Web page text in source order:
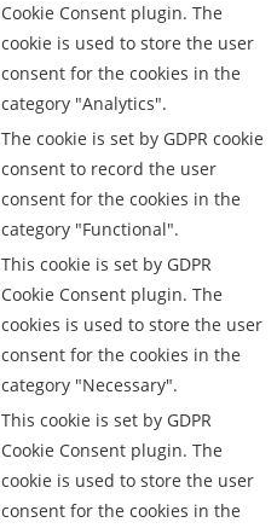
Cookie Consent plugin. The
cookie is used to store the user
consent for the cookies in the
category "Analytics".
The cookie is set by GDPR cookie
consent to record the user
consent for the cookies in the
category "Functional".
This cookie is set by GDPR
Cookie Consent plugin. The
cookies is used to store the user
consent for the cookies in the
category "Necessary".
This cookie is set by GDPR
Cookie Consent plugin. The
cookie is used to store the user
consent for the cookies in the